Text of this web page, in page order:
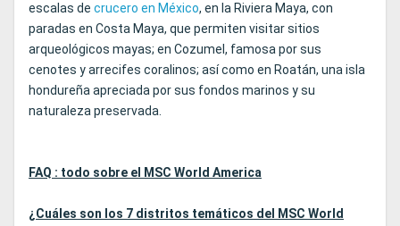
escalas de crucero en México, en la Riviera Maya, con
paradas en Costa Maya, que permiten visitar sitios
arqueológicos mayas; en Cozumel, famosa por sus
cenotes y arrecifes coralinos; así como en Roatán, una isla
hondureña apreciada por sus fondos marinos y su
naturaleza preservada.
FAQ : todo sobre el MSC World America
¿Cuáles son los 7 distritos temáticos del MSC World